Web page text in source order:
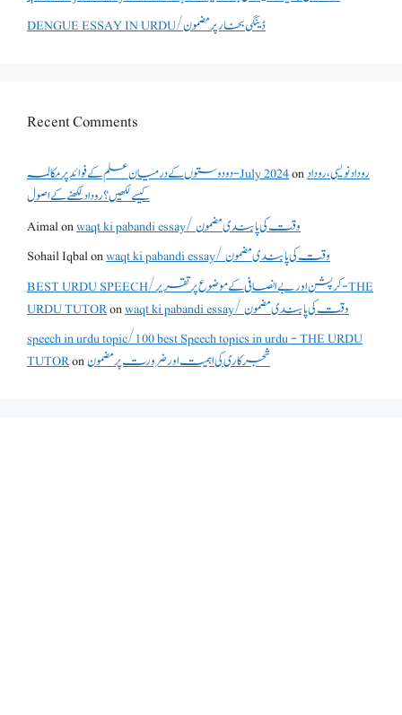
DENGUE ESSAY IN URDU/ڈینگی بخار پر مضمون
Recent Comments
دو دوستوں کے درمیان علم کے فوائد پر مکالمہ - July 2024onروداد نویسی ،روداد
کیسے لکھیں؟ روداد لکھنے کے اصول
Aimalon
waqt ki pabandi essay/ وقت کی پابندی مضمون
Sohail Iqbalon
waqt ki pabandi essay/ وقت کی پابندی مضمون
BEST URDU SPEECH/کرپشن اور بے انصافی کے موضوع پر تقریر - THE
URDU TUTORon
waqt ki pabandi essay/ وقت کی پابندی مضمون
speech in urdu topic/100 best Speech topics in urdu - THE URDU
TUTORonشجرکاری کی اہمیت اور ضرورت پر مضمون